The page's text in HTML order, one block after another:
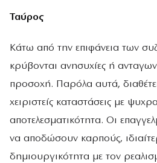
Ταύρος
Κάτω από την επιφάνεια των
κρύβονται ανησυχίες ή
προσοχή. Παρόλα αυτά,
χειριστείς καταστάσεις με
αποτελεσματικότητα. Οι
να αποδώσουν καρπούς,
δημιουργικότητα με τον